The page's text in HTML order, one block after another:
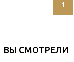
1
ВЫ СМОТРЕЛИ